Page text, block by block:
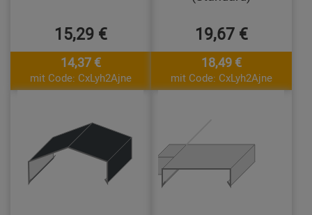
15,29 €
14,37 €
mit Code: CxLyh2Ajne
19,67 €
18,49 €
mit Code: CxLyh2Ajne